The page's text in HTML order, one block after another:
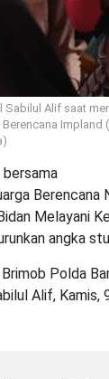
Alif saat
Melayani
angka
Polda
Alif, Kamis,